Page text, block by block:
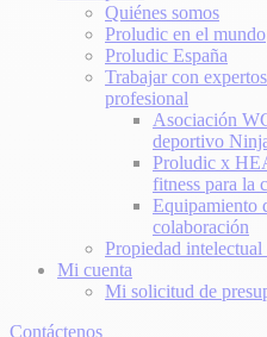
Quiénes somos
Proludic en el mundo
Proludic España
Trabajar con
profesional
Asociación
deportivo
Proludic x
fitness para la
Equipamiento
colaboración
Propiedad intelectual
Mi cuenta
Mi solicitud de
Contáctenos